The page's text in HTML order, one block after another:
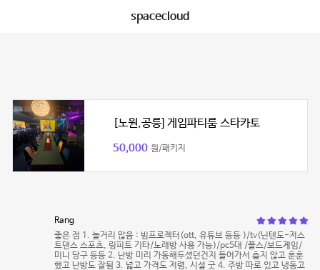
spacecloud
[노원,공릉] 게임파티룸 스타카토
50,000 원/패키지
Rang
좋은 점 1. 놀거리 많음 : 빔프로젝터(ott, 유튜브 등등 )/tv(닌텐도-저스
트댄스 스포츠, 링피트 기타/노래방 사용 가능)/pc5대 /플스/보드게임/
미니 당구 등등 2. 난방 미리 가동해두셨던건지 들어가서 춥지 않고 훈훈
했고 난방도 잘됨 3. 넓고 가격도 저렴, 시설 굿 4. 주방 따로 있고 냉동고